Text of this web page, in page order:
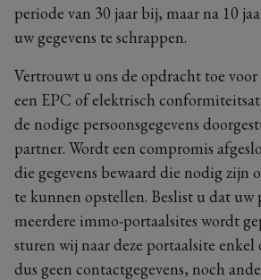
periode van 30 jaar bij, maar na 10
uw gegevens te schrappen.
Vertrouwt u ons de opdracht toe
een EPC of elektrisch
de nodige persoonsgegevens
partner. Wordt een compromis
die gegevens bewaard die nodig zijn
te kunnen opstellen. Beslist u dat uw
meerdere immo-portaalsites wordt
sturen wij naar deze portaalsite enkel
dus geen contactgegevens, noch